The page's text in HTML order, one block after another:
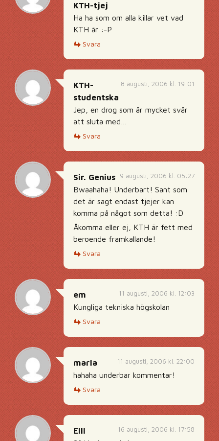
KTH-tjej
Ha ha som om alla killar vet vad
KTH är :-P
Svara
8 augusti, 2006 kl. 19:01
KTH-
studentska
Jep, en drog som är mycket svår
att sluta med…
Svara
9 augusti, 2006 kl. 05:27
Sir. Genius
Bwaahaha! Underbart! Sant som
det är sagt endast tjejer kan
komma på något som detta! :D
Åkomma eller ej, KTH är fett med
beroende framkallande!
Svara
11 augusti, 2006 kl. 12:03
em
Kungliga tekniska högskolan
Svara
11 augusti, 2006 kl. 22:00
maria
hahaha underbar kommentar!
Svara
16 augusti, 2006 kl. 17:58
Elli